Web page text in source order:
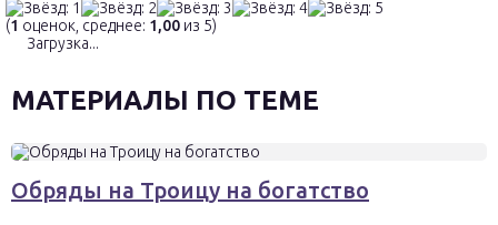
(1 оценок, среднее: 1,00 из 5)
Загрузка...
МАТЕРИАЛЫ ПО ТЕМЕ
Обряды на Троицу на богатство